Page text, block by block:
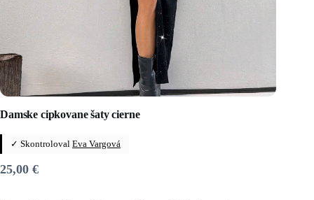
Damske cipkovane šaty cierne
✓ Skontroloval Eva Vargová
25,00 €